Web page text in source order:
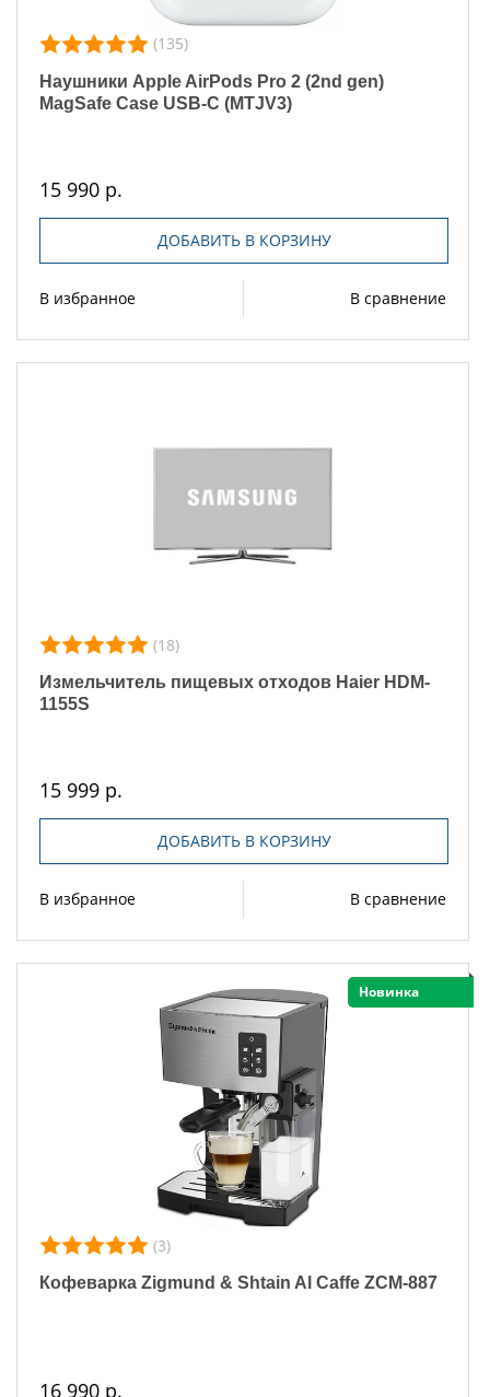
(135)
Наушники Apple AirPods Pro 2 (2nd gen)
MagSafe Case USB-C (MTJV3)
15 990 р.
ДОБАВИТЬ В КОРЗИНУ
В избранное В сравнение
(18)
Измельчитель пищевых отходов Haier HDM-
1155S
15 999 р.
ДОБАВИТЬ В КОРЗИНУ
В избранное В сравнение
Новинка
(3)
Кофеварка Zigmund & Shtain Al Caffe ZCM-887
16 990 р.